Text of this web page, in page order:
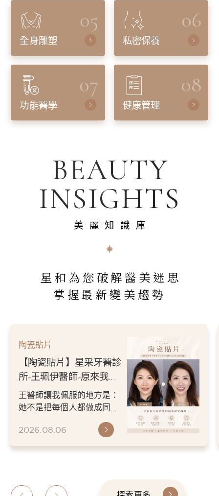
05
全身雕塑
06
私密保養
07
功能醫學
08
健康管理
BEAUTY
INSIGHTS
美麗知識庫
星和為您破解醫美迷思
掌握最新變美趨勢
陶瓷貼片
【陶瓷貼片】星采牙醫診
所-王珮伊醫師-從門牙縫
到自信笑容：美白貼片打
造更精緻的微笑曲線
王珮伊醫師在規劃貼片時，
除了考量牙齒本身條件，也
微笑方式等細節出發，協助
2026.06.26